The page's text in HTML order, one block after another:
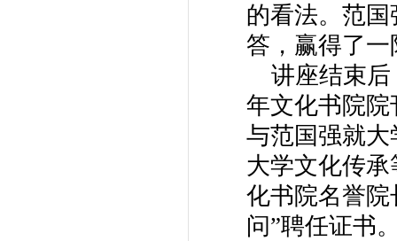
的看法。范
答，赢得了
讲座结束后
年文化书院
与范国强就
大学文化传
化书院名誉
问”聘任证书